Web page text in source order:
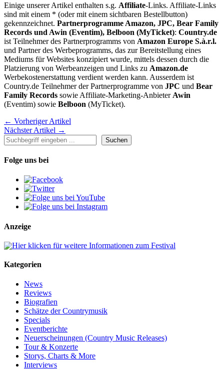
Einige unserer Artikel enthalten s.g. Affiliate-Links. Affiliate-Links
sind mit einem * (oder mit einem sichtbaren Bestellbutton)
gekennzeichnet. Partnerprogramme Amazon, JPC, Bear Family
Records und Awin (Eventim), Belboon (MyTicket): Country.de
ist Teilnehmer des Partnerprogramms von Amazon Europe S.à.r.l.
und Partner des Werbeprogramms, das zur Bereitstellung eines
Mediums für Websites konzipiert wurde, mittels dessen durch die
Platzierung von Werbeanzeigen und Links zu Amazon.de
Werbekostenerstattung verdient werden kann. Ausserdem ist
Country.de Teilnehmer der Partnerprogramme von JPC und Bear
Family Records sowie Affiliate-Marketing-Anbieter Awin
(Eventim) sowie Belboon (MyTicket).
← Vorheriger Artikel
Nächster Artikel →
Suchen
Suchen
Folge uns bei
Anzeige
Kategorien
News
Reviews
Biografien
Schätze der Countrymusik
Specials
Eventberichte
Neuerscheinungen (Country Music Releases)
Tour & Konzerte
Storys, Charts & More
Interviews